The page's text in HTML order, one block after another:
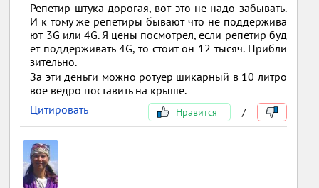
Репетир штука дорогая, вот это не надо забывать.
И к тому же репетиры бывают что не поддержива
ют 3G или 4G. Я цены посмотрел, если репетир буд
ет поддерживать 4G, то стоит он 12 тысяч. Прибли
зительно.
За эти деньги можно ротуер шикарный в 10 литро
вое ведро поставить на крыше.
Цитировать
Нравится /